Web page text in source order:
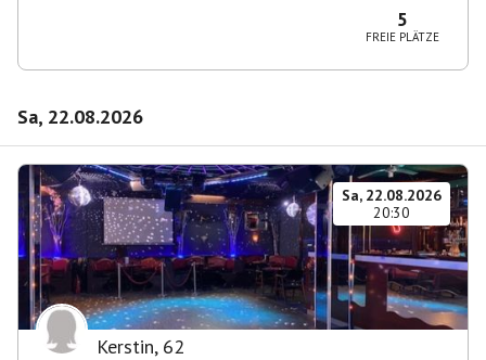
5
FREIE PLÄTZE
Sa, 22.08.2026
Sa, 22.08.2026
20:30
Kerstin, 62